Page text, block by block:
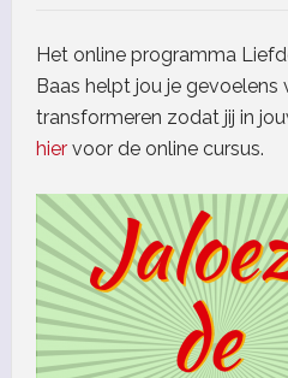
Het online programma
Baas helpt jou je gevoelens
transformeren zodat jij in
hiervoor de online cursus.